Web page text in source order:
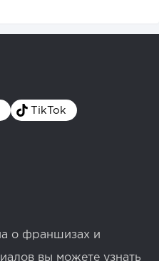
TikTok
о франшизах и
вы можете узнать